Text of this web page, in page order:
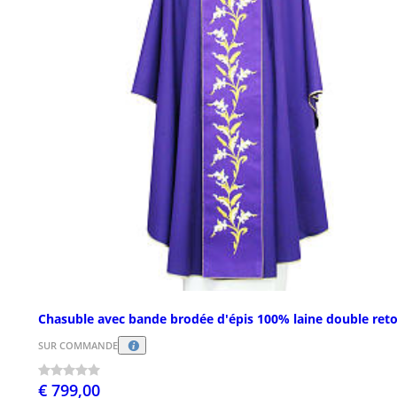
Chasuble avec bande brodée d'épis 100% laine double
SUR COMMANDE
€ 799,00